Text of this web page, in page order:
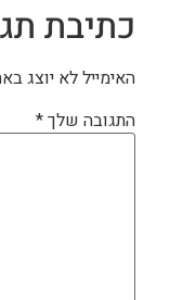
כתיבת
האימייל לא יוצג
התגובה שלך*